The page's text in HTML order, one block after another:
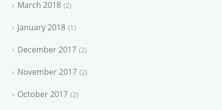
March 2018 2
January 2018 1
December 2017 2
November 2017 2
October 2017 2